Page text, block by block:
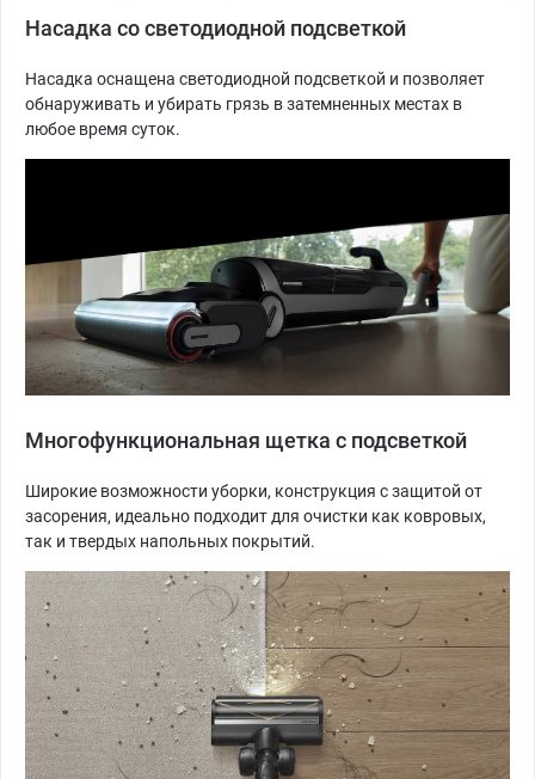
Насадка со светодиодной подсветкой
Насадка оснащена светодиодной подсветкой и позволяет
обнаруживать и убирать грязь в затемненных местах в
любое время суток.
Многофункциональная щетка с подсветкой
Широкие возможности уборки, конструкция с защитой от
засорения, идеально подходит для очистки как ковровых,
так и твердых напольных покрытий.